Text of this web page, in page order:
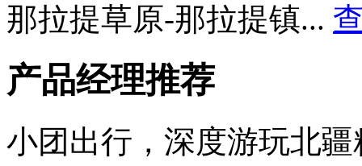
那拉提草原-那拉提镇...
产品经理推荐
小团出行，深度游玩北